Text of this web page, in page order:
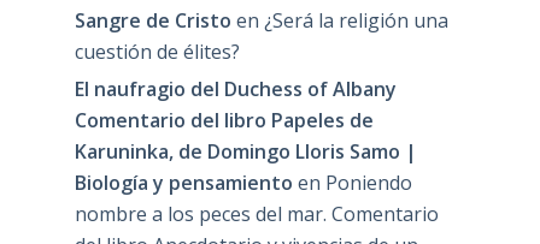
Sangre de Cristo en ¿Será la religión una
cuestión de élites?
El naufragio del Duchess of Albany
Comentario del libro Papeles de
Karuninka, de Domingo Lloris Samo |
Biología y pensamiento en Poniendo
nombre a los peces del mar. Comentario